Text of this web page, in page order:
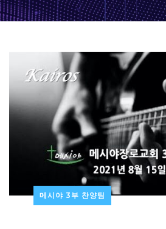
메시야 3부 찬양팀